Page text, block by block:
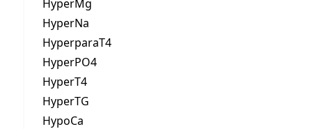
HyperMg
HyperNa
HyperparaT4
HyperPO4
HyperT4
HyperTG
HypoCa